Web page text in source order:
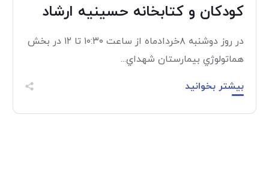
كودكان و كتابخانه حسينيه ارشاد
در روز دوشنبه ۸خردادماه از ساعت ۱۰:۳۰ تا ۱۲ در بخش
هماتولوژي بيمارستان شهداي...
بیشتر بخوانید